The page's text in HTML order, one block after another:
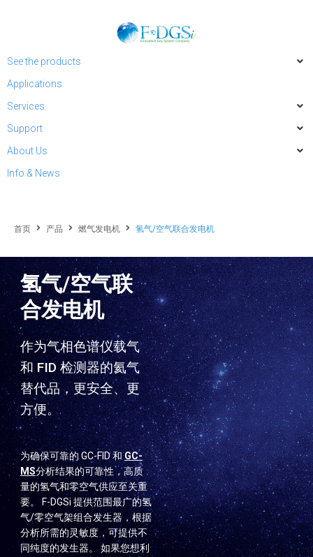
See the products
Applications
Services
Support
About Us
Info & News
首页 产品 燃气发电机 氢气/空气联合发电机
氢气/空气联
合发电机
作为气相色谱仪载气
和 FID 检测器的氦气
替代品，更安全、更
方便。
为确保可靠的 GC-FID 和GC-
MS分析结果的可靠性，高质
量的氢气和零空气供应至关重
要。 F-DGSi 提供范围最广的氢
气/零空气架组合发生器，根据
分析所需的灵敏度，可提供不
同纯度的发生器。 如果您想利